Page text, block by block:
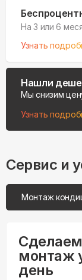
На 3 или 6
Узнать
Нашли
Мы снизим
Узнать
Сервис и
Монтаж
монтаж
день